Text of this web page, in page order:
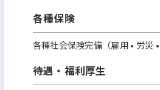
各種保険
各種社会保険完備（雇用 • 労災 •
待遇・福利厚生